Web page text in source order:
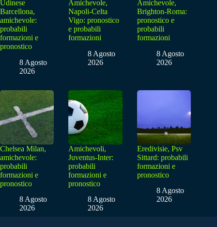
Udinese
Barcellona,
amichevole:
probabili
formazioni e
pronostico
8 Agosto
2026
Amichevole,
Napoli-Celta
Vigo: pronostico
e probabili
formazioni
8 Agosto
2026
Amichevole,
Brighton-Roma:
pronostico e
probabili
formazioni
8 Agosto
2026
Chelsea Milan,
amichevole:
probabili
formazioni e
pronostico
8 Agosto
2026
Amichevoli,
Juventus-Inter:
probabili
formazioni e
pronostico
8 Agosto
2026
Eredivisie, Psv
Sittard: probabili
formazioni e
pronostico
8 Agosto
2026